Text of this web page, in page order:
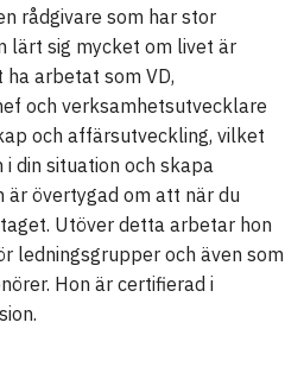
rådgivare som har stor
lärt sig mycket om livet är
arbetat som VD,
och verksamhetsutvecklare
och affärsutveckling, vilket
din situation och skapa
övertygad om att när du
Utöver detta arbetar hon
ledningsgrupper och även som
Hon är certifierad i